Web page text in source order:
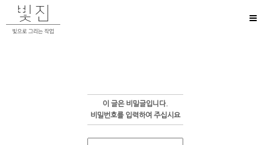
이 글은 비밀글입니다.
비밀번호를 입력하여 주십시요